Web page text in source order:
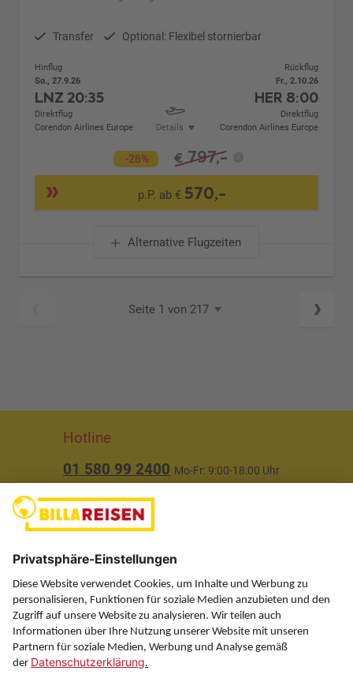
Transfer Optional: Flexibel stornierbar
Hinflug
So., 27.9.26
LNZ 20:35
Direktflug
Corendon Airlines Europe
Details
Rückflug
Fr., 2.10.26
HER 8:00
Direktflug
Corendon Airlines Europe
-28% € 797,-
p.P. ab € 570,-
Alternative Flugzeiten
Seite 1 von 217
Hotline
01 580 99 2400 Mo-Fr: 9:00-18:00 Uhr
(ausgenommen Feiertage)
Über uns
Service
Information
Folgen Sie uns auf